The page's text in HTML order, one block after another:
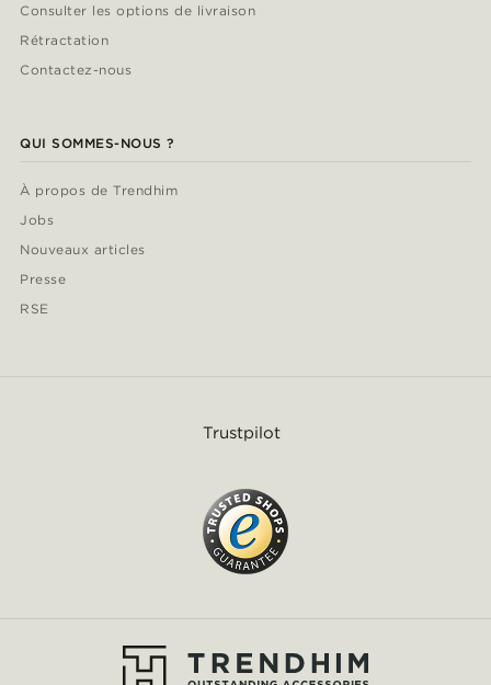
Consulter les options de livraison
Rétractation
Contactez-nous
QUI SOMMES-NOUS ?
À propos de Trendhim
Jobs
Nouveaux articles
Presse
RSE
Trustpilot